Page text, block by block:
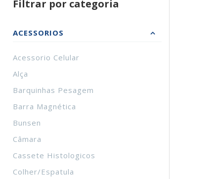
Filtrar por categoria
ACESSORIOS
Acessorio Celular
Alça
Barquinhas Pesagem
Barra Magnética
Bunsen
Câmara
Cassete Histologicos
Colher/Espatula